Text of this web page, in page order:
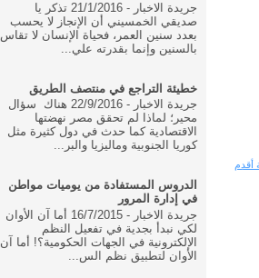
أقدم
جريدة الاخبار - 21/1/2016 تذكر يا
صديقي الخمسيني أن الإنجاز لا يحسب
بعدد سنين العمر، فحياة الإنسان لا تقاس
بالسنين وإنما بقدرته علي...
خطيئة التراجع في منتصف الطريق
جريدة الاخبار - 22/9/2016 هناك سؤال
محير؛ لماذا لم تحقق مصر نهضتها
الاقتصادية كما حدث في دول كثيرة مثل
كوريا الجنوبية وماليزيا والبر...
الدروس المستفادة من يوميات مواطن
في إدارة المرور
جريدة الاخبار - 16/7/2015 أما آن الأوان
لكي نبدأ بجدية في تفعيل النظم
الإلكترونية في الجهات الحكومية؟! أما آن
الأوان لتطبيق نظم الس...